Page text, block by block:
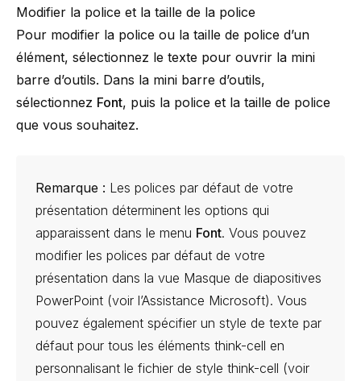
Modifier la police et la taille de la police
Pour modifier la police ou la taille de police d’un
élément, sélectionnez le texte pour ouvrir la mini
barre d’outils. Dans la mini barre d’outils,
sélectionnez Font, puis la police et la taille de police
que vous souhaitez.
Remarque : Les polices par défaut de votre
présentation déterminent les options qui
apparaissent dans le menu Font. Vous pouvez
modifier les polices par défaut de votre
présentation dans la vue Masque de diapositives
PowerPoint (voir l’Assistance Microsoft). Vous
pouvez également spécifier un style de texte par
défaut pour tous les éléments think-cell en
personnalisant le fichier de style think-cell (voir